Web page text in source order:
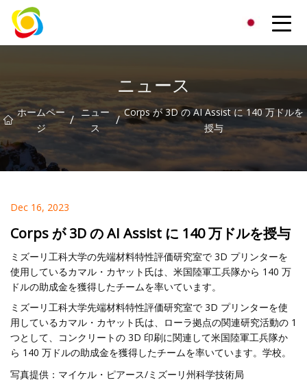
ニュース
ホームペー
ジ
/ ニュー
ス
/ Corps が 3D の AI Assist に 140 万ドルを
授与
Dec 16, 2023
Corps が 3D の AI Assist に 140 万ドルを授与
ミズーリ工科大学の先端材料特性評価研究室で 3D プリンターを
使用しているカマル・カヤット氏は、米国陸軍工兵隊から 140 万
ドルの助成金を獲得したチームを率いています。
ミズーリ工科大学先端材料特性評価研究室で 3D プリンターを使
用しているカマル・カヤット氏は、ローラ拠点の関連研究活動の 1
つとして、コンクリートの 3D 印刷に関連して米国陸軍工兵隊か
ら 140 万ドルの助成金を獲得したチームを率いています。学校。
写真提供：マイケル・ピアース/ミズーリ州科学技術局